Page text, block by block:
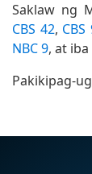
Saklaw ng
CBS 42, CBS
NBC 9, at iba
Pakikipag-